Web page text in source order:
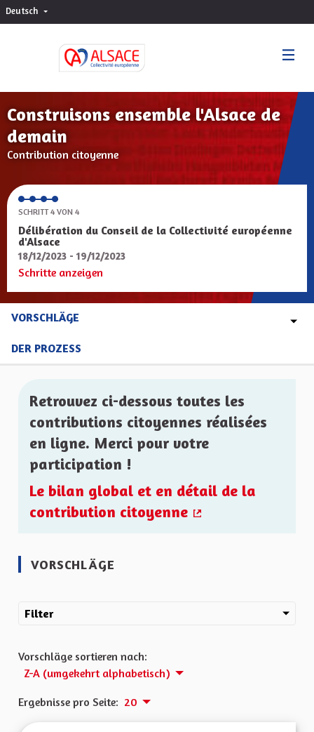
Deutsch Choisir la langue
Construisons ensemble l'Alsace de
demain
Contribution citoyenne
SCHRITT 4 VON 4
Délibération du Conseil de la Collectivité européenne
d'Alsace
18/12/2023 - 19/12/2023
Schritte anzeigen
VORSCHLÄGE
DER PROZESS
Retrouvez ci-dessous toutes les
contributions citoyennes réalisées
en ligne. Merci pour votre
participation !
Le bilan global et en détail de la
contribution citoyenne
VORSCHLÄGE
Filter
Vorschläge sortieren nach:
Z-A (umgekehrt alphabetisch)
Ergebnisse pro Seite: 20